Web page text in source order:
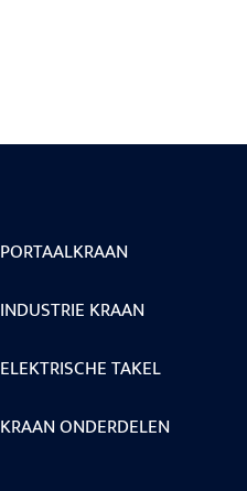
PORTAALKRAAN
INDUSTRIE KRAAN
ELEKTRISCHE TAKEL
KRAAN ONDERDELEN